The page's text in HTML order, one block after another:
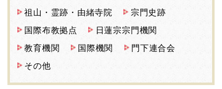
祖山・霊跡・由緒寺院
宗門史跡
国際布教拠点
日蓮宗宗門機関
教育機関
国際機関
門下連合会
その他